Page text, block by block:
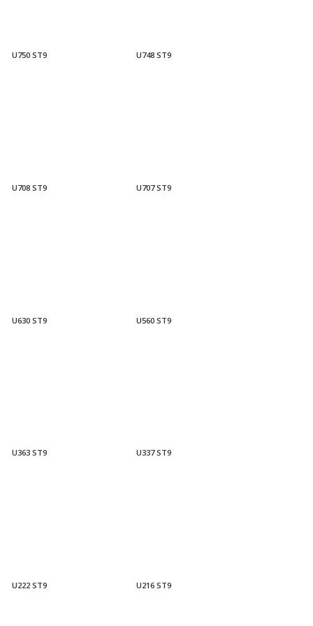
U750 ST9 U748 ST9
U708 ST9 U707 ST9
U630 ST9 U560 ST9
U363 ST9 U337 ST9
U222 ST9 U216 ST9